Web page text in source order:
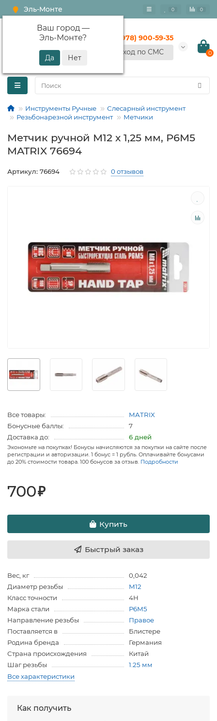
Эль-Монте
Ваш город —
Эль-Монте?
0 0
+7 (978) 900-59-35
Вход по СМС
0
Инструменты Ручные
Слесарный инструмент
Резьбонарезной инструмент
Метчики
Метчик ручной М12 х 1,25 мм, Р6М5
MATRIX 76694
Артикул: 76694 0 отзывов
Все товары:
MATRIX
Бонусные баллы:
7
Доставка до:
6 дней
Экономьте на покупках! Бонусы начисляются за покупки на сайте после
регистрации и авторизации. 1 бонус = 1 рубль. Оплачивайте бонусами
до 20% стоимости товара. 100 бонусов за отзыв. Подробности
700₽
Купить
Быстрый заказ
Вес, кг
0,042
Диаметр резьбы
M12
Класс точности
4H
Марка стали
Р6М5
Направление резьбы
Правое
Поставляется в
Блистере
Родина бренда
Германия
Страна происхождения
Китай
Шаг резьбы
1.25 мм
Все характеристики
Как получить